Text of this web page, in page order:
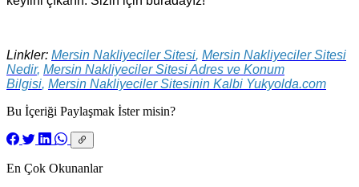
Linkler: Mersin Nakliyeciler Sitesi, Mersin Nakliyeciler Sitesi
Nedir, Mersin Nakliyeciler Sitesi Adres ve Konum
Bilgisi, Mersin Nakliyeciler Sitesinin Kalbi Yukyolda.com
Bu İçeriği Paylaşmak İster misin?
En Çok Okunanlar